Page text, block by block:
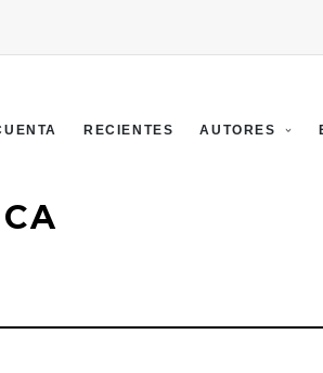
RECIENTES AUTORES